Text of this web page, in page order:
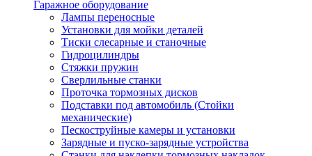
Гаражное оборудование
Лампы переносные
Установки для мойки деталей
Тиски слесарные и станочные
Гидроцилиндры
Стяжки пружин
Сверлильные станки
Проточка тормозных дисков
Подставки под автомобиль (Стойки
механические)
Пескоструйные камеры и установки
Зарядные и пуско-зарядные устройства